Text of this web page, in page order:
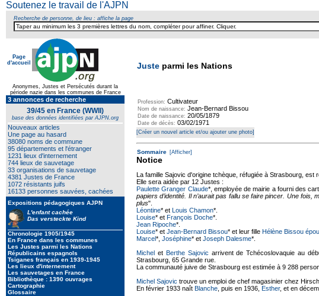
Soutenez le travail de l'AJPN
Recherche de personne, de lieu : affiche la page
Page
d'accueil
Anonymes, Justes et Persécutés durant la
période nazie dans les communes de France
3 annonces de recherche
39/45 en France (WWII)
base des données identifiées par AJPN.org
Nouveaux articles
Une page au hasard
38080 noms de commune
95 départements et l'étranger
1231 lieux d'internement
744 lieux de sauvetage
33 organisations de sauvetage
4381 Justes de France
1072 résistants juifs
16133 personnes sauvées, cachées
Expositions pédagogiques AJPN
L'enfant cachée
Das versteckte Kind
Chronologie 1905/1945
En France dans les communes
Les Justes parmi les Nations
Républicains espagnols
Tsiganes français en 1939-1945
Les lieux d'internement
Les sauvetages en France
Bibliothèque : 1390 ouvrages
Cartographie
Glossaire
Juste parmi les Nations
Profession: Cultivateur
Nom de naissance: Jean-Bernard Bissou
Date de naissance: 20/05/1879
Date de décès: 03/02/1971
[Créer un nouvel article et/ou ajouter une photo]
Sommaire [Afficher]
Notice
La famille Sajovic d'origine tchèque, réfugiée à Strasbourg, est
Elle sera aidée par 12 Justes :
Paulette Granger Claude*, employée de mairie a fourni des
papiers d’identité. Il n’aurait pas fallu se faire pincer. Une fois,
plus".
Léontine* et Louis Chamon*.
Louise* et François Doche*.
Jean Ripoche*.
Louise* et Jean-Bernard Bissou* et leur fille Hélène Bissou
Marcel*, Joséphine* et Joseph Dalesme*.
Michel et Berthe Sajovic arrivent de Tchécoslovaquie au
Strasbourg, 65 Grande rue.
La communauté juive de Strasbourg est estimée à 9 288
Michel Sajovic trouve un emploi de chef magasinier chez
En février 1933 naît Blanche , puis en 1936, Esther, et en